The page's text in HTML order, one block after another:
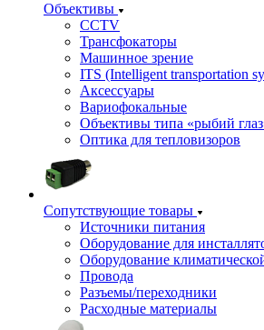
Объективы
CCTV
Трансфокаторы
Машинное зрение
ITS (Intelligent transportation
Аксессуары
Вариофокальные
Объективы типа «рыбий
Оптика для тепловизоров
Сопутствующие товары
Источники питания
Оборудование для
Оборудование
Провода
Разъемы/переходники
Расходные материалы